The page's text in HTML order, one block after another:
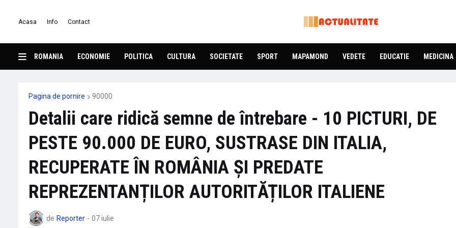
Acasa Info Contact
ROMANIA ECONOMIE POLITICA CULTURA SOCIETATE SPORT MAPAMOND VEDETE EDUCATIE MEDICINA
Pagina de pornire 90000
Detalii care ridică semne de întrebare - 10 PICTURI, DE
PESTE 90.000 DE EURO, SUSTRASE DIN ITALIA,
RECUPERATE ÎN ROMÂNIA ȘI PREDATE
REPREZENTANȚILOR AUTORITĂȚILOR ITALIENE
de Reporter - 07 iulie